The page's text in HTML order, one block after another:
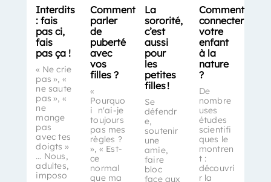
Interdits
: fais
pas ci,
fais
pas ça !
« Ne crie
pas », «
ne saute
pas », «
ne
mange
pas
avec tes
doigts »
… Nous,
adultes,
imposo
Comment
parler
de
puberté
avec
vos
filles ?
«
Pourquo
i n'ai-je
toujours
pas mes
règles ?
», « Est-
ce
normal
que ma
La
sororité,
c’est
aussi
pour
les
petites
filles !
Se
défendr
e,
soutenir
une
amie,
faire
bloc
face aux
Comment
connecter
votre
enfant
à la
nature
?
De
nombre
uses
études
scientifi
ques le
montren
t :
découvri
r la